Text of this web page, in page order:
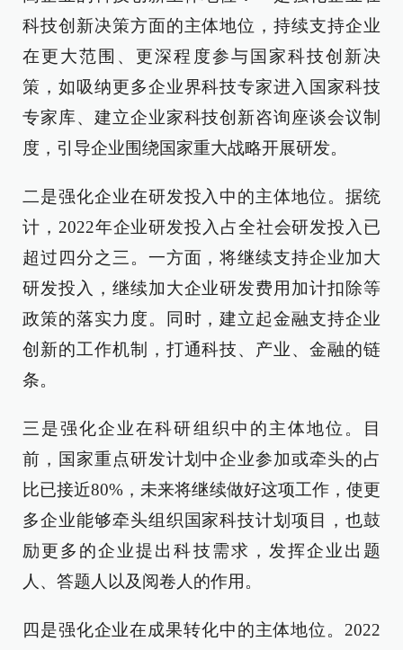
科技创新决策方面的主体地位，持续支持企业
在更大范围、更深程度参与国家科技创新决
策，如吸纳更多企业界科技专家进入国家科技
专家库、建立企业家科技创新咨询座谈会议制
度，引导企业围绕国家重大战略开展研发。
二是强化企业在研发投入中的主体地位。据统
计，2022年企业研发投入占全社会研发投入已
超过四分之三。一方面，将继续支持企业加大
研发投入，继续加大企业研发费用加计扣除等
政策的落实力度。同时，建立起金融支持企业
创新的工作机制，打通科技、产业、金融的链
条。
三是强化企业在科研组织中的主体地位。目
前，国家重点研发计划中企业参加或牵头的占
比已接近80%，未来将继续做好这项工作，使更
多企业能够牵头组织国家科技计划项目，也鼓
励更多的企业提出科技需求，发挥企业出题
人、答题人以及阅卷人的作用。
四是强化企业在成果转化中的主体地位。2022